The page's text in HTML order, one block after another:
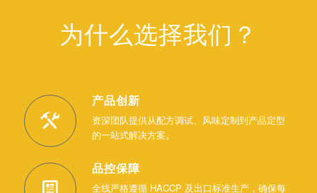
为什么选择我们？
产品创新
资深团队提供从配方调试、风味定制到产品定型
的一站式解决方案。
品控保障
全线严格遵循 HACCP 及出口标准生产，确保每